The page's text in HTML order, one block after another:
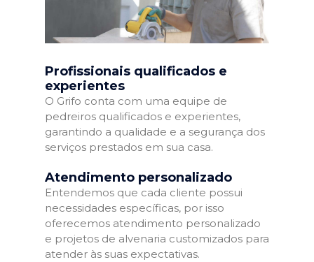
Profissionais qualificados e
experientes
O Grifo conta com uma equipe de
pedreiros qualificados e experientes,
garantindo a qualidade e a segurança dos
serviços prestados em sua casa.
Atendimento personalizado
Entendemos que cada cliente possui
necessidades específicas, por isso
oferecemos atendimento personalizado
e projetos de alvenaria customizados para
atender às suas expectativas.